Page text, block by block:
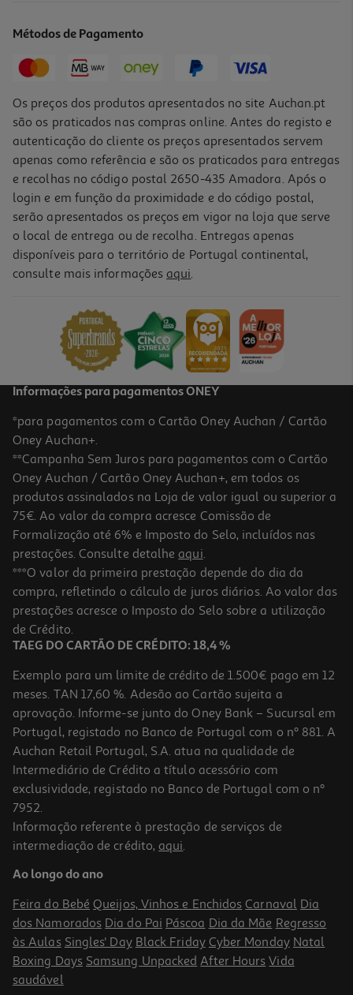
Geleia Seara De Arroz Biológica 520g
4.7
Xarope Acer Cofradex Bio 330g
33.56 €/Kg
8,39 €
Xarope Cem Porcento Agave Bio 370 G
13.49 €/Kg
4,99 €
Métodos de Pagamento
Os preços dos produtos apresentados no site Auchan.pt
são os praticados nas compras online. Antes do registo e
autenticação do cliente os preços apresentados servem
apenas como referência e são os praticados para entregas
e recolhas no código postal 2650-435 Amadora. Após o
login e em função da proximidade e do código postal,
serão apresentados os preços em vigor na loja que serve
o local de entrega ou de recolha. Entregas apenas
disponíveis para o território de Portugal continental,
consulte mais informações aqui.
Informações para pagamentos ONEY
*para pagamentos com o Cartão Oney Auchan / Cartão
Oney Auchan+.
**Campanha Sem Juros para pagamentos com o Cartão
Oney Auchan / Cartão Oney Auchan+, em todos os
produtos assinalados na Loja de valor igual ou superior a
75€. Ao valor da compra acresce Comissão de
Formalização até 6% e Imposto do Selo, incluídos nas
prestações. Consulte detalhe aqui.
***O valor da primeira prestação depende do dia da
compra, refletindo o cálculo de juros diários. Ao valor das
prestações acresce o Imposto do Selo sobre a utilização
de Crédito.
TAEG DO CARTÃO DE CRÉDITO: 18,4 %
Exemplo para um limite de crédito de 1.500€ pago em 12
meses. TAN 17,60 %. Adesão ao Cartão sujeita a
aprovação. Informe-se junto do Oney Bank – Sucursal em
Portugal, registado no Banco de Portugal com o nº 881. A
Auchan Retail Portugal, S.A. atua na qualidade de
Intermediário de Crédito a título acessório com
exclusividade, registado no Banco de Portugal com o nº
7952.
Informação referente à prestação de serviços de
intermediação de crédito, aqui.
Ao longo do ano
Feira do Bebé Queijos, Vinhos e Enchidos Carnaval Dia
dos Namorados Dia do Pai Páscoa Dia da Mãe Regresso
às Aulas Singles' Day Black Friday Cyber Monday Natal
Boxing Days Samsung Unpacked After Hours Vida
saudável